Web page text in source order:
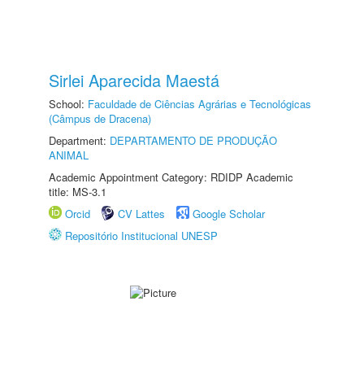
Sirlei Aparecida Maestá
School: Faculdade de Ciências Agrárias e Tecnológicas
(Câmpus de Dracena)
Department: DEPARTAMENTO DE PRODUÇÃO
ANIMAL
Academic Appointment Category: RDIDP Academic
title: MS-3.1
Orcid
CV Lattes
Google Scholar
Repositório Institucional UNESP